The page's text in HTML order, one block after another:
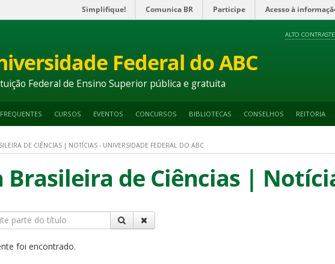
Simplifique! Comunica BR Participe Acesso à
ALTO CONTRASTE
Federal do ABC
Federal de Ensino Superior pública e gratuita
CURSOS EVENTOS CONCURSOS BIBLIOTECAS CONSELHOS REITORIA
DE CIÊNCIAS | NOTÍCIAS - UNIVERSIDADE FEDERAL DO ABC
Brasileira de Ciências |
foi encontrado.